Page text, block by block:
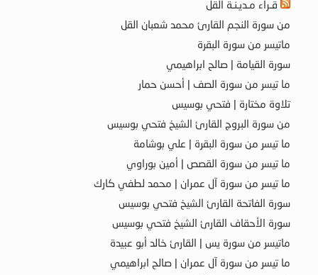
قـراء مـديـنـة القل
من سورة النجم القارئ محمد شعبان القل
ماتيسر من سورة البقرة
سورة القيامة | صالح ابراهيمي
ما تيسر من سورة الصف | أحسن حمار
تلاوة مختارة | فتحي بوسيس
من سورة البروج القارئ الشيخ فتحي بوسيس
ما تيسر من سورة البقرة | علي بوشامة
ما تيسر من سورة القصص | أمين بوراوي
ما تيسر من سورة آل عمران | محمد لطفي كارك
سورة الفاتحة القارئ الشيخ فتحي بوسيس
سورة الأحقاف القارئ الشيخ فتحي بوسيس
ماتيسر من سورة يس | القارئ خالد أبو عبيدة
ما تيسر من سورة آل عمران | صالح ابراهيمي